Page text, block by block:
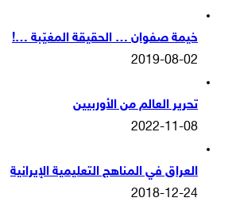
خيمة صفوان … الحقيقة المغيّبة …!
2019-08-02
تحرير العالم من الأوربيين
2022-11-08
العراق في المناهج التعليمية الإيرانية
2018-12-24